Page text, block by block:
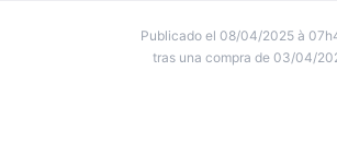
Publicado el 08/04/2025 à
tras una compra de 03/04/